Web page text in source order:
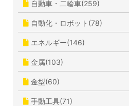
自動車・二輪車(259)
自動化・ロボット(78)
エネルギー(146)
金属(103)
金型(60)
手動工具(71)